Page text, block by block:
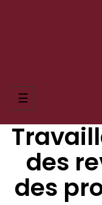
Basculer
la
navigation
☰
des
des